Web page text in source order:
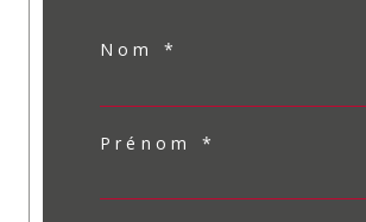
Nom *
Prénom *